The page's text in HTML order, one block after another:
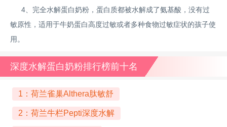
4、完全水解蛋白奶粉，蛋白质都被水解成了氨基酸，没有过
敏原性，适用于牛奶蛋白高度过敏或者多种食物过敏症状的孩子使
用。
深度水解蛋白奶粉排行榜前十名
1：荷兰雀巢Althera肽敏舒
2：荷兰牛栏Pepti深度水解